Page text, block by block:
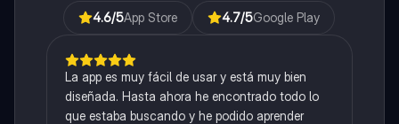
4.6/5App Store 4.7/5Google Play
La app es muy fácil de usar y está muy bien
diseñada. Hasta ahora he encontrado todo lo
que estaba buscando y he podido aprender